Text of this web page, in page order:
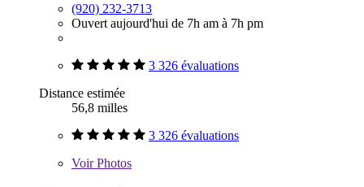
(920) 232-3713
Ouvert aujourd'hui de 7h am à 7h pm
3 326 évaluations
Distance estimée
56,8 milles
3 326 évaluations
VoirPhotos